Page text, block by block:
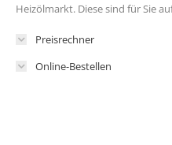
Heizölmarkt. Diese sind für Sie
Preisrechner
Online-Bestellen